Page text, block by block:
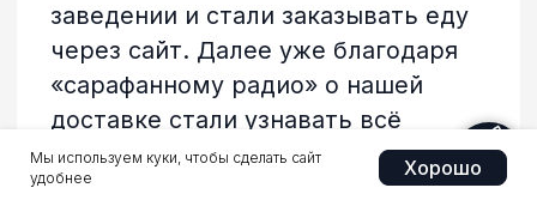
Мы используем куки, чтобы сделать сайт
удобнее
Хорошо